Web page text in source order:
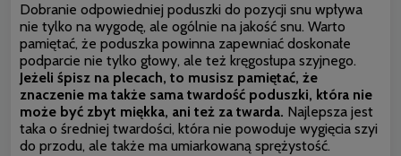
Dobranie odpowiedniej poduszki do pozycji snu wpływa
nie tylko na wygodę, ale ogólnie na jakość snu. Warto
pamiętać, że poduszka powinna zapewniać doskonałe
podparcie nie tylko głowy, ale też kręgosłupa szyjnego.
Jeżeli śpisz na plecach, to musisz pamiętać, że
znaczenie ma także sama twardość poduszki, która nie
może być zbyt miękka, ani też za twarda. Najlepsza jest
taka o średniej twardości, która nie powoduje wygięcia szyi
do przodu, ale także ma umiarkowaną sprężystość.